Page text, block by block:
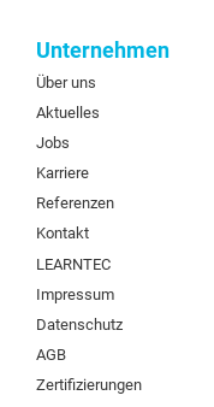
Unternehmen
Über uns
Aktuelles
Jobs
Karriere
Referenzen
Kontakt
LEARNTEC
Impressum
Datenschutz
AGB
Zertifizierungen